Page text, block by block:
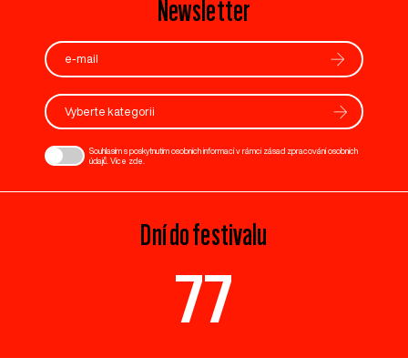
Newsletter
Vyberte kategorii
Souhlasím s poskytnutím osobních informací v rámci zásad zpracování osobních
údajů. Více zde
Dní do festivalu
77